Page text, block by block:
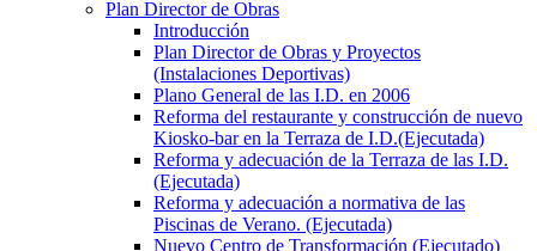
Plan Director de Obras
Introducción
Plan Director de Obras y Proyectos
(Instalaciones Deportivas)
Plano General de las I.D. en 2006
Reforma del restaurante y construcción de nuevo
Kiosko-bar en la Terraza de I.D.(Ejecutada)
Reforma y adecuación de la Terraza de las I.D.
(Ejecutada)
Reforma y adecuación a normativa de las
Piscinas de Verano. (Ejecutada)
Nuevo Centro de Transformación (Ejecutado)